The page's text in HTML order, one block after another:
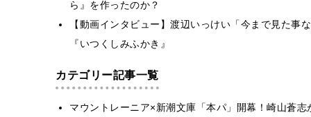
ら』を作ったのか？
【動画インタビュー】渡辺いっけい「今まで見た事
『いつくしみふかき』
カテゴリー記事一覧
マウントレーニア×新潮文庫「本パ」開幕！崎山蒼